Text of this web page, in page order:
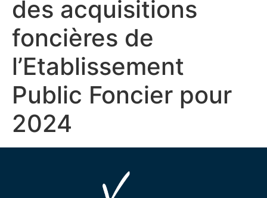
des acquisitions
foncières de
l’Etablissement
Public Foncier pour
2024